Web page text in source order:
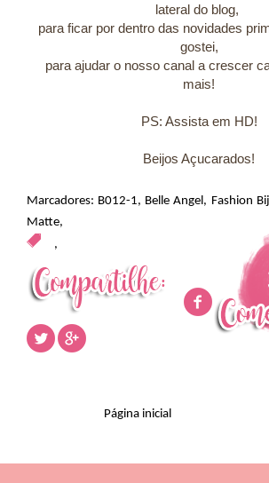
lateral do blog,
para ficar por dentro das novidades
gostei,
para ajudar o nosso canal a crescer
mais!
PS: Assista em HD!
Beijos Açucarados!
Marcadores: B012-1, Belle Angel, Fashion
Matte,
,
Página inicial